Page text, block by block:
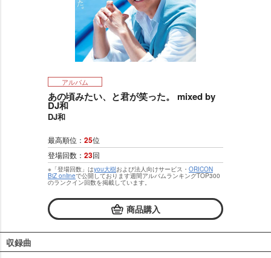
アルバム
あの頃みたい、と君が笑った。 mixed by
DJ和
DJ和
最高順位： 25位
登場回数： 23回
※「登場回数」はyou大樹および法人向けサービス・ ORICON
BiZ onlineで公開しております週間アルバムランキングTOP300
のランクイン回数を掲載しています。
商品購入
収録曲